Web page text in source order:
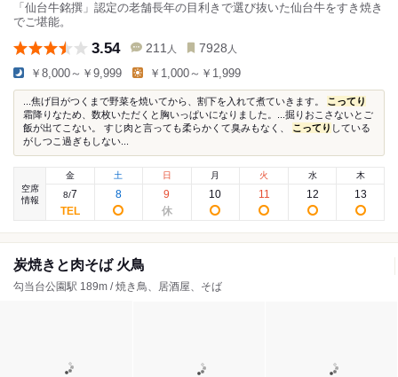
「仙台牛銘撰」認定の老舗長年の目利きで選び抜いた仙台牛をすき焼き
でご堪能。
3.54 211 人 7928 人
￥8,000～￥9,999 ￥1,000～￥1,999
...焦げ目がつくまで野菜を焼いてから、割下を入れて煮ていきます。 こってり
霜降りなため、数枚いただくと胸いっぱいになりました。...掘りおこさないとご
飯が出てこない。 すじ肉と言っても柔らかくて臭みもなく、 こってり している
がしつこ過ぎもしない...
空席
情報
金
8/7
土
8
日
9
月
10
火
11
水
12
木
13
炭焼きと肉そば 火鳥
勾当台公園駅 189m / 焼き鳥、居酒屋、そば